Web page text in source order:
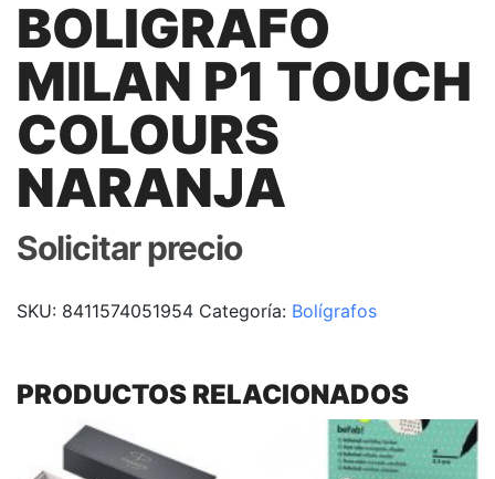
BOLIGRAFO
MILAN P1 TOUCH
COLOURS
NARANJA
Solicitar precio
SKU: 8411574051954 Categoría: Bolígrafos
PRODUCTOS RELACIONADOS